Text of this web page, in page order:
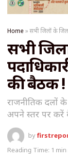
Home »सभी जिलों के
सभी
की बैठक !
राजनीतिक दलों
अपने स्तर पर करें
by
Reading Time: 1